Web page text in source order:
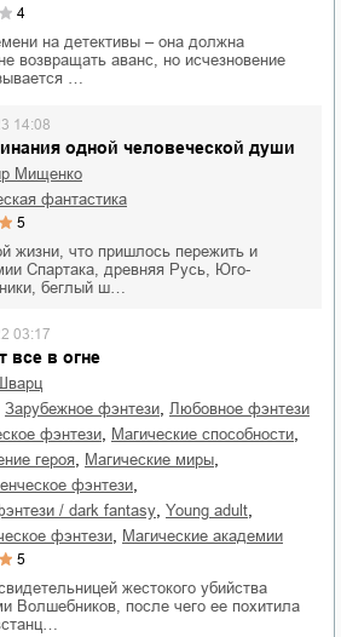
4
на детективы – она должна
возвращать аванс, но исчезновение
…
одной человеческой души
14:08
Мищенко
фантастика
5
жизни, что пришлось пережить и
Спартака, древняя Русь, Юго-
беглый ш…
все в огне
03:17
зарубежное фэнтези любовное фэнтези
фэнтези магические способности
героя магические миры
фэнтези
/ dark fantasy young adult
фэнтези магические академии
5
жестокого убийства
Волшебников, после чего ее похитила